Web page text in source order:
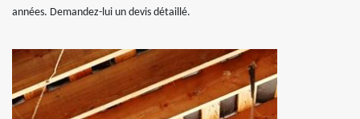
années. Demandez-lui un devis détaillé.